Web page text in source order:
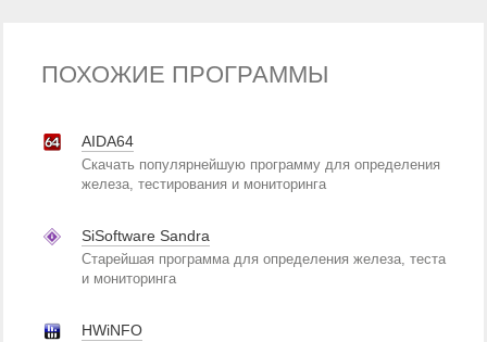
ПОХОЖИЕ ПРОГРАММЫ
AIDA64
Скачать популярнейшую программу для определения
железа, тестирования и мониторинга
SiSoftware Sandra
Старейшая программа для определения железа, теста
и мониторинга
HWiNFO